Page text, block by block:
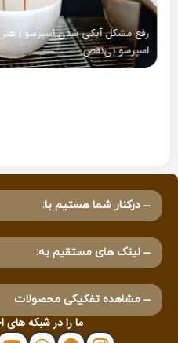
رفع مشکل آبکی شدن اسپرسو |
اسپرسو بی‌نقص
درکنار شما هستیم با:
لینک های مستقیم به:
مشاهده تفکیکی محصولات
ما را در شبکه های